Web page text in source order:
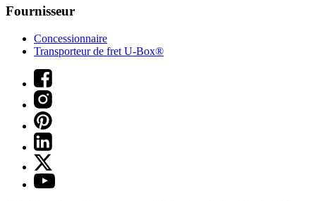
Fournisseur
Concessionnaire
Transporteur de fret U-Box®